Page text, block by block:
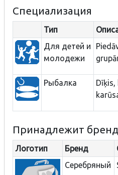
Специализация
Тип
Для детей и
молодежи
Рыбалка
Dīķis,
Принадлежит
Логотип Бренд
Серебряный